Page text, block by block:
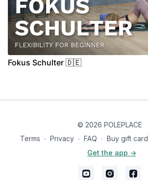
Fokus Schulter 🇩🇪
© 2026 POLEPLACE
Terms ∙ Privacy ∙ FAQ ∙ Buy gift card
Get the app ->